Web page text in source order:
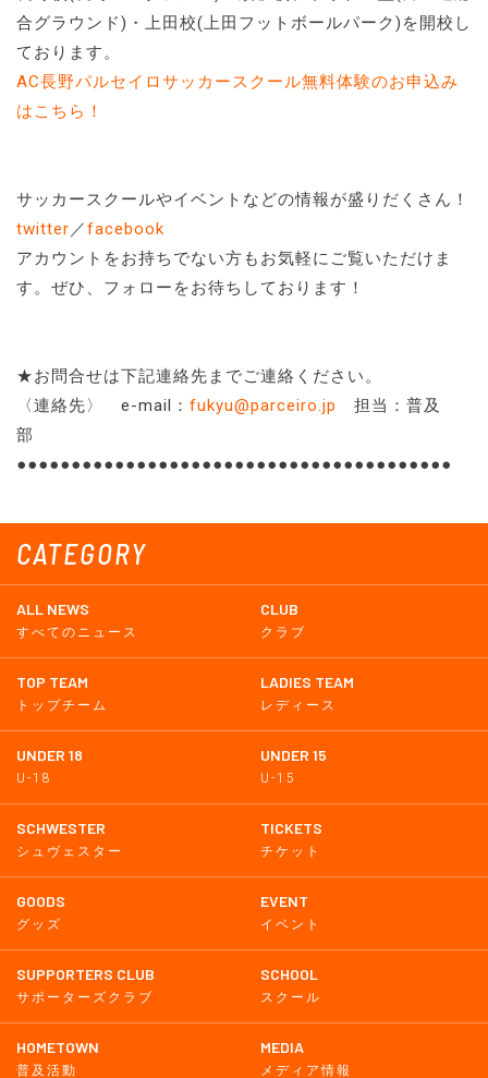
CATEGORY
ALL NEWS
すべてのニュース
CLUB
クラブ
TOP TEAM
トップチーム
LADIES TEAM
レディース
UNDER 18
U-18
UNDER 15
U-15
SCHWESTER
シュヴェスター
TICKETS
チケット
GOODS
グッズ
EVENT
イベント
SUPPORTERS CLUB
サポーターズクラブ
SCHOOL
スクール
HOMETOWN
普及活動
MEDIA
メディア情報
合グラウンド)・上田校(上田フットボールパーク)を開校し
ております。
AC長野パルセイロサッカースクール無料体験のお申込み
はこちら！
サッカースクールやイベントなどの情報が盛りだくさん！
twitter／facebook
アカウントをお持ちでない方もお気軽にご覧いただけま
す。ぜひ、フォローをお待ちしております！
★お問合せは下記連絡先までご連絡ください。
〈連絡先〉 e-mail： fukyu@parceiro.jp
担当：普及
部
●●●●●●●●●●●●●●●●●●●●●●●●●●●●●●●●●●●●●●●●